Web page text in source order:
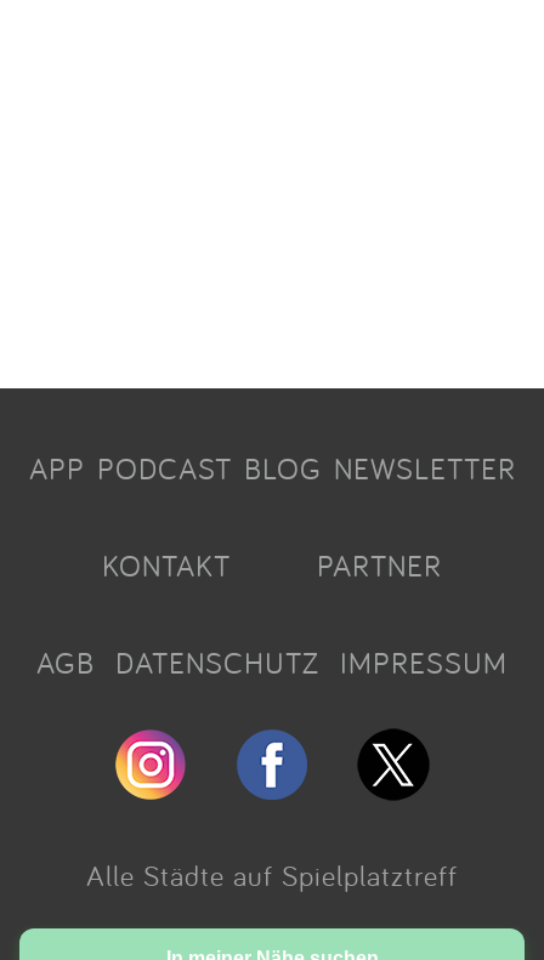
APP PODCAST BLOG NEWSLETTER
KONTAKT PARTNER
AGB DATENSCHUTZ IMPRESSUM
Alle Städte auf Spielplatztreff